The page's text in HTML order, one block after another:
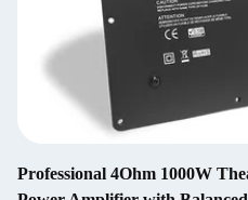
Professional 4Ohm 1000W